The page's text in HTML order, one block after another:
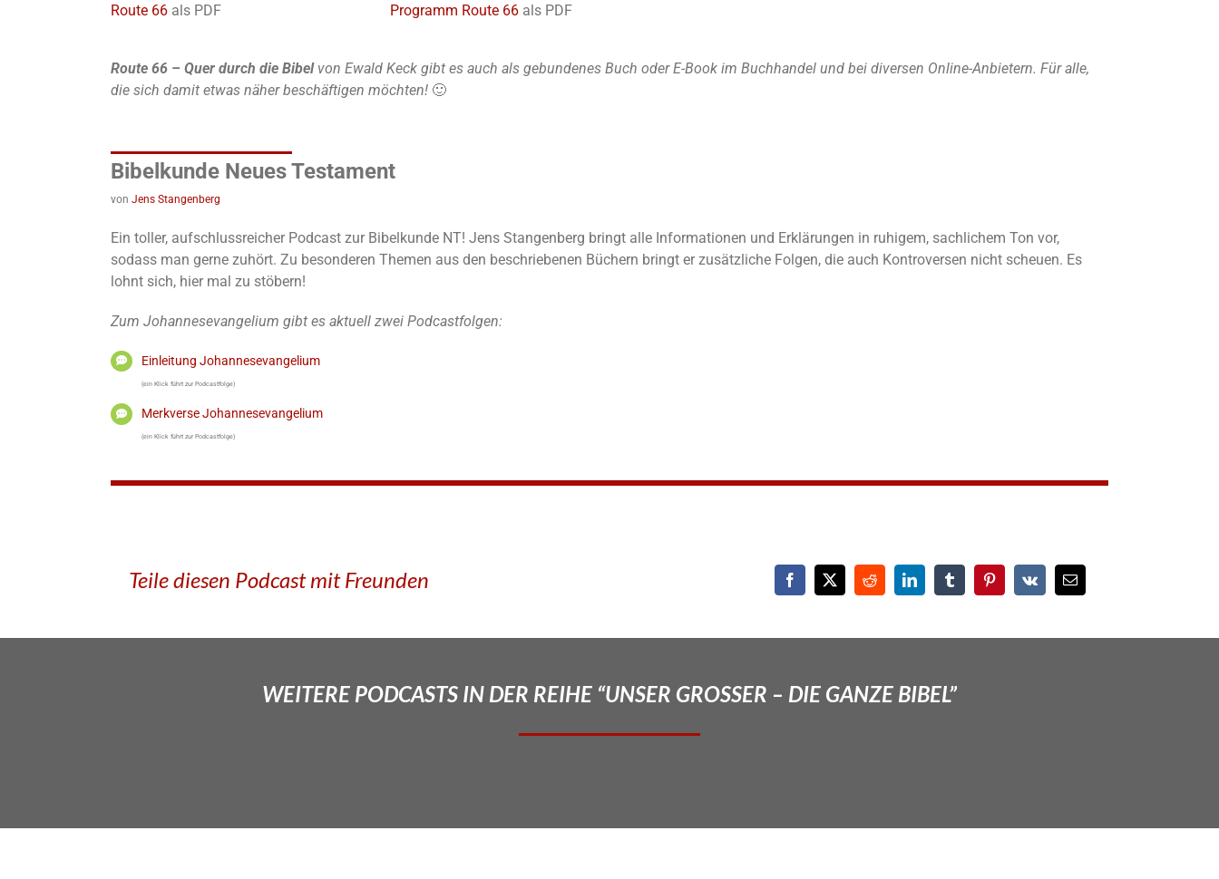
Route 66 als PDF
Programm Route 66 als PDF
Route 66 – Quer durch die Bibel von Ewald Keck gibt es auch als gebundenes Buch oder E-Book im Buchhandel und bei diversen Online-Anbietern. Für alle,
die sich damit etwas näher beschäftigen möchten! 🙂
Bibelkunde Neues Testament
von Jens Stangenberg
Ein toller, aufschlussreicher Podcast zur Bibelkunde NT! Jens Stangenberg bringt alle Informationen und Erklärungen in ruhigem, sachlichem Ton vor,
sodass man gerne zuhört. Zu besonderen Themen aus den beschriebenen Büchern bringt er zusätzliche Folgen, die auch Kontroversen nicht scheuen. Es
lohnt sich, hier mal zu stöbern!
Zum Johannesevangelium gibt es aktuell zwei Podcastfolgen:
Einleitung Johannesevangelium
(ein Klick führt zur Podcastfolge)
Merkverse Johannesevangelium
(ein Klick führt zur Podcastfolge)
Teile diesen Podcast mit Freunden
WEITERE PODCASTS IN DER REIHE “UNSER GROSSER – DIE GANZE BIBEL”